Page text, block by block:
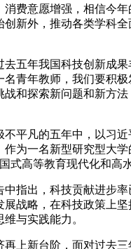
费意愿增强，相信今
新外，推动各类学科
五年我国科技创新成
青年教师，我们要积
和探索新问题和新方
平凡的五年中，以习
为一名新型研究型大
式高等教育现代化和高
指出，科技贡献进步
战略，在科技政策上
与实践能力。
上新台阶，面对过去